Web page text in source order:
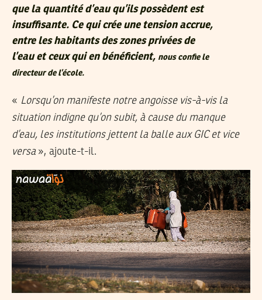
que la quantité d’eau qu’ils possèdent est
insuffisante. Ce qui crée une tension accrue,
entre les habitants des zones privées de
l’eau et ceux qui en bénéficient, nous confie le
directeur de l’école.
« Lorsqu’on manifeste notre angoisse vis-à-vis la
situation indigne qu’on subit, à cause du manque
d’eau, les institutions jettent la balle aux GIC et vice
versa », ajoute-t-il.